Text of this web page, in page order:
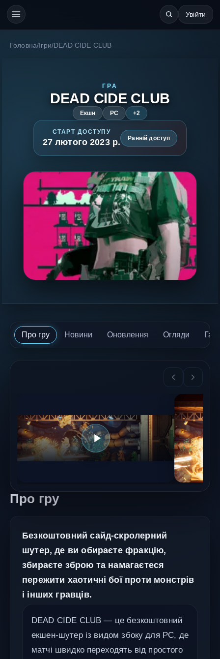
Увійти
Головна/ Ігри/DEAD CIDE CLUB
ГРА
DEAD CIDE CLUB
Екшн PC +2
СТАРТ ДОСТУПУ
27 лютого 2023 р. Ранній доступ
Про гру Новини Оновлення Огляди
Про гру
Безкоштовний сайд-скролерний
шутер, де ви обираєте фракцію,
збираєте зброю та намагаєтеся
пережити хаотичні бої проти монстрів
і інших гравців.
DEAD CIDE CLUB — це безкоштовний
екшен-шутер із видом збоку для PC, де
матчі швидко переходять від простого